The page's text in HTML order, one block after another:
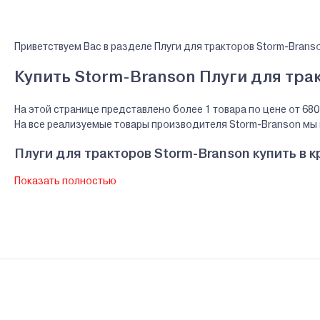
Приветствуем Вас в разделе Плуги для тракторов Storm-
Купить Storm-Branson Плуги для
На этой странице представлено более 1 товара по цене от
На все реализуемые товары производителя Storm-Branson
Плуги для тракторов Storm-Branson купить в
В нашем интернет-магазине Вы можете приобристи товары
Производитель Storm-Branson - TNN Group Co., Ltd
Показать полностью